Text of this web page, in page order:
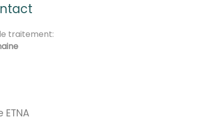
traitement:
ETNA